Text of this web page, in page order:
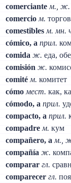
comerciante м., ж.
comercio м.
comestibles м. мн.
cómico, a прил.
comida ж. еда,
comisión ж.
comité м. комитет
cómo мест. как,
cómodo, a прил.
compacto, a прил.
compadre м. кум
compañero, a м.,
compañía ж.
comparar гл.
comparecer гл.